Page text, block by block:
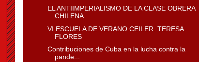
EL ANTIIMPERIALISMO DE LA CLASE OBRERA
CHILENA
VI ESCUELA DE VERANO CEILER. TERESA
FLORES
Contribuciones de Cuba en la lucha contra la
pande...